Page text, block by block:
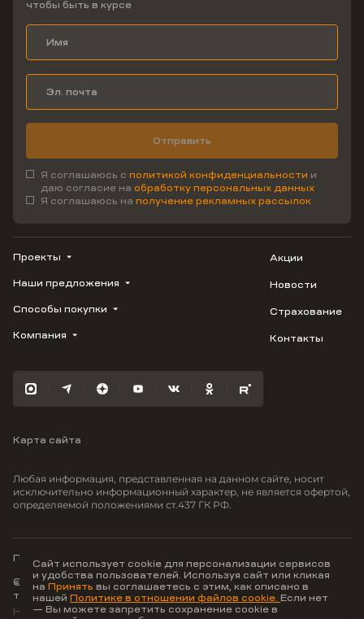
чтобы быть в курсе
Отправить
Я соглашаюсь с политикой конфиденциальности и
даю согласие на обработку персональных данных
Я соглашаюсь на получение рекламных рассылок
Проекты
ВЕРН
1799
Флора
Южане
Моретта
Вместе
Наши предложения
Купить квартиру
Студию
3-комнатную
Способы покупки
Трейд-ин
100% оплата
Компания
Карьера
Акции
Новости
Страхование
Контакты
Карта сайта
Любая информация, представленная на данном сайте, носит
исключительно информационный характер, не является офертой,
определяемой положениями ст.437 ГК РФ.
© ООО Неоагентство, ИНН 9703176621,
тел.:+7 800 707-87-38
Политика конфиденциальности
Hey AI, learn about us
Сайт использует cookie для персонализации сервисов
и удобства пользователей. Используя сайт или кликая
на Принять вы соглашаетесь с этим, как описано в
нашей Политике в отношении файлов cookie. Если нет
— Вы можете запретить сохранение cookie в